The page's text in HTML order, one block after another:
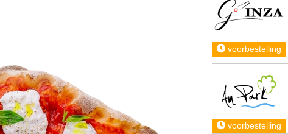
voorbestelling
voorbestelling